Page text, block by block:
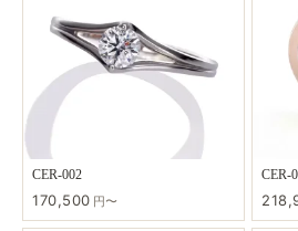
CER-002
170,500 円〜
CER-